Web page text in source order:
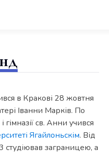
в Кракові 28 жовтня
Іванни Марків. По
гімназії св. Анни учився
Ягайлоньскім. Від
студіював заграницею, а